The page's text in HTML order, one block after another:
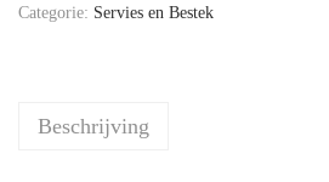
Categorie: Servies en Bestek
Beschrijving